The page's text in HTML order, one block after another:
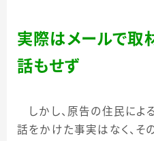
実際はメールで
話もせず
しかし、原告の住民によ
話をかけた事実はなく、